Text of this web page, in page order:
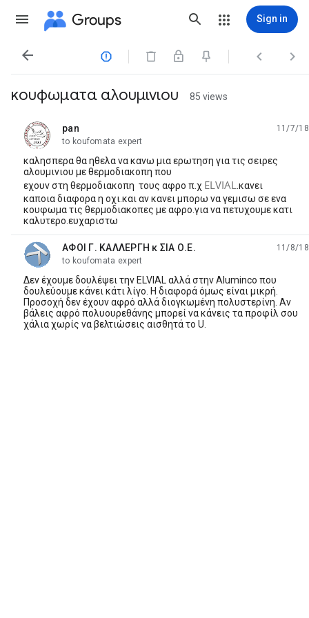
Groups Sign in
   
κουφωματα αλουμινιου 85 views
pan
unread,
11/7/18
to koufomata expert
καλησπερα θα ηθελα να κανω μια ερωτηση για τις σειρες
αλουμινιου με θερμοδιακοπη που
εχουν στη θερμοδιακοπη τους αφρο π.χ ELVIAL.κανει
καποια διαφορα η οχι.και αν κανει μπορω να γεμισω σε ενα
κουφωμα τις θερμοδιακοπες με αφρο.για να πετυχουμε κατι
καλυτερο.ευχαριστω
ΑΦΟΙ Γ. ΚΑΛΛΕΡΓΗ κ ΣΙΑ Ο.Ε.
unread,
11/8/18
to koufomata expert
Δεν έχουμε δουλέψει την ELVIAL αλλά στην Aluminco που
δουλεύουμε κάνει κάτι λίγο. Η διαφορά όμως είναι μικρή.
Προσοχή δεν έχουν αφρό αλλά διογκωμένη πολυστερίνη. Αν
βάλεις αφρό πολυουρεθάνης μπορεί να κάνεις τα προφίλ σου
χάλια χωρίς να βελτιώσεις αισθητά το U.